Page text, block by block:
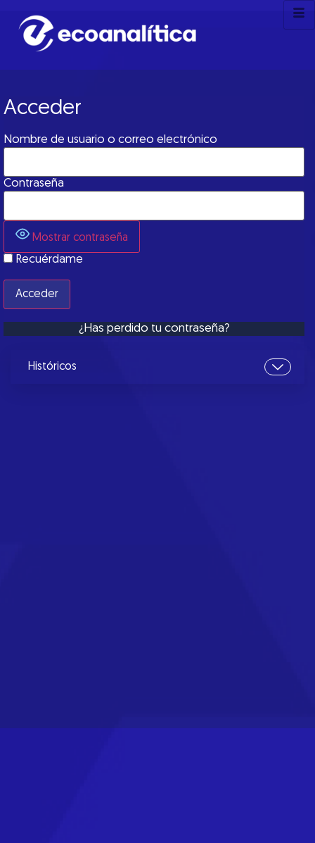
Acceder
Nombre de usuario o correo electrónico
Contraseña
Mostrar contraseña
Recuérdame
¿Has perdido tu contraseña?
Históricos